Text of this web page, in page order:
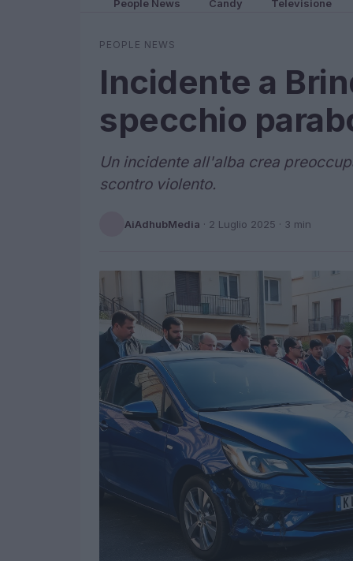
People News Candy Televisione
PEOPLE NEWS
Incidente a
specchio
Un incidente all'alba crea
scontro violento.
AiAdhubMedia · 2 Luglio 2025 · 3 min